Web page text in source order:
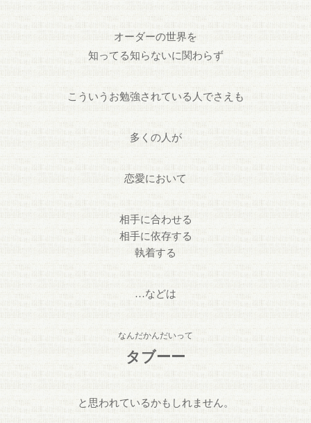
オーダーの世界を
知ってる知らないに関わらず
こういうお勉強されている人でさえも
多くの人が
恋愛において
相手に合わせる
相手に依存する
執着する
…などは
なんだかんだいって
タブーー
と思われているかもしれません。